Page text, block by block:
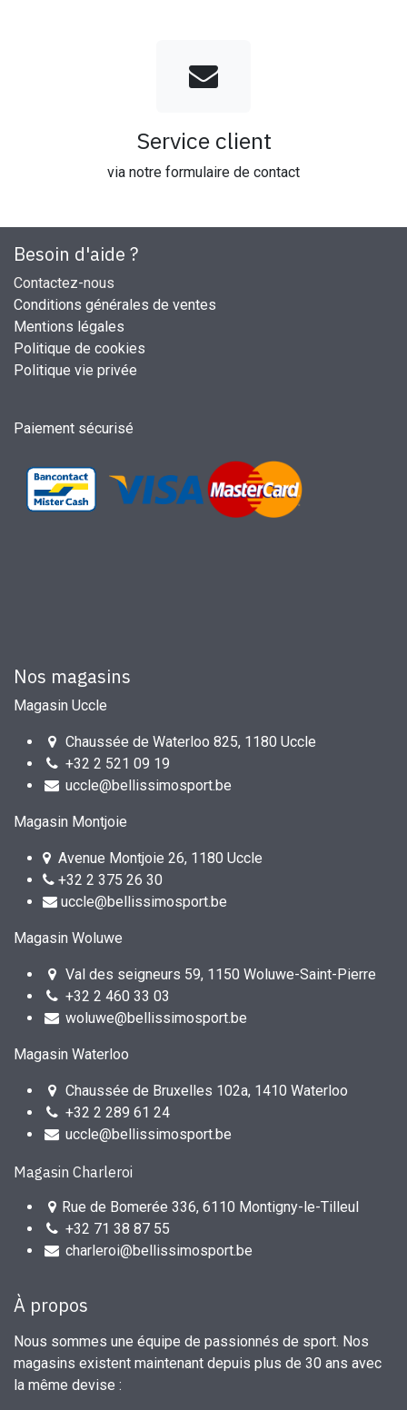
Service client
via notre formulaire de contact
Besoin d'aide ?
Contactez-nous
Conditions générales de ventes
Mentions légales
Politique de cookies
Politique vie privée
Paiement sécurisé
Nos magasins
Magasin Uccle
Chaussée de Waterloo 825, 1180 Uccle
+32 2 521 09 19
uccle@bellissimosport.be
Magasin Montjoie
Avenue Montjoie 26, 1180 Uccle
+32 2 375 26 30
uccle@bellissimosport.be
Magasin Woluwe
Val des seigneurs 59, 1150 Woluwe-Saint-Pierre
+32 2 460 33 03
woluwe@bellissimosport.be
Magasin Waterloo
Chaussée de Bruxelles 102a, 1410 Waterloo
+32 2 289 61 24
uccle@bellissimosport.be
Magasin Charleroi
Rue de Bomerée 336, 6110 Montigny-le-Tilleul
+32 71 38 87 55
charleroi@bellissimosport.be
À propos
Nous sommes une équipe de passionnés de sport. Nos
magasins existent maintenant depuis plus de 30 ans avec
la même devise :